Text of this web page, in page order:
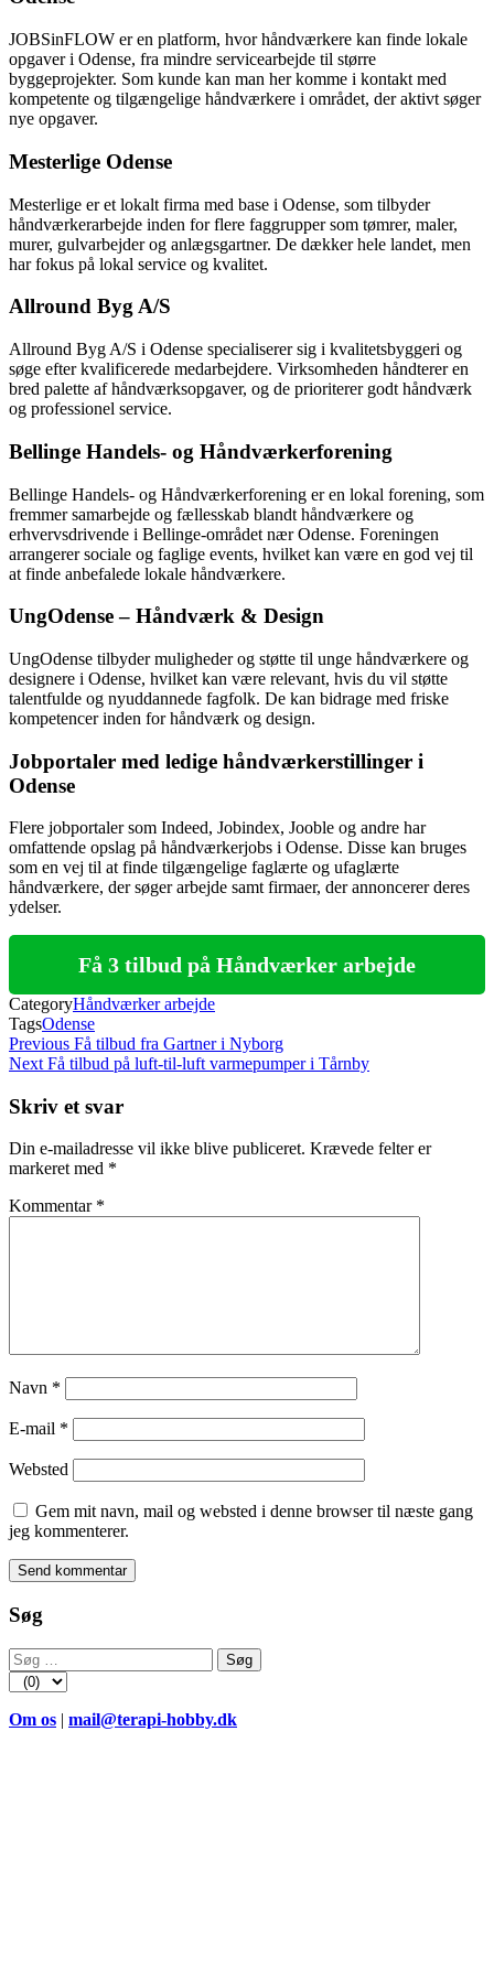
JOBSinFLOW er en platform, hvor håndværkere kan finde lokale
opgaver i Odense, fra mindre servicearbejde til større
byggeprojekter. Som kunde kan man her komme i kontakt med
kompetente og tilgængelige håndværkere i området, der aktivt søger
nye opgaver.
Mesterlige Odense
Mesterlige er et lokalt firma med base i Odense, som tilbyder
håndværkerarbejde inden for flere faggrupper som tømrer, maler,
murer, gulvarbejder og anlægsgartner. De dækker hele landet, men
har fokus på lokal service og kvalitet.
Allround Byg A/S
Allround Byg A/S i Odense specialiserer sig i kvalitetsbyggeri og
søge efter kvalificerede medarbejdere. Virksomheden håndterer en
bred palette af håndværksopgaver, og de prioriterer godt håndværk
og professionel service.
Bellinge Handels- og Håndværkerforening
Bellinge Handels- og Håndværkerforening er en lokal forening, som
fremmer samarbejde og fællesskab blandt håndværkere og
erhvervsdrivende i Bellinge-området nær Odense. Foreningen
arrangerer sociale og faglige events, hvilket kan være en god vej til
at finde anbefalede lokale håndværkere.
UngOdense – Håndværk & Design
UngOdense tilbyder muligheder og støtte til unge håndværkere og
designere i Odense, hvilket kan være relevant, hvis du vil støtte
talentfulde og nyuddannede fagfolk. De kan bidrage med friske
kompetencer inden for håndværk og design.
Jobportaler med ledige håndværkerstillinger i
Odense
Flere jobportaler som Indeed, Jobindex, Jooble og andre har
omfattende opslag på håndværkerjobs i Odense. Disse kan bruges
som en vej til at finde tilgængelige faglærte og ufaglærte
håndværkere, der søger arbejde samt firmaer, der annoncerer deres
ydelser.
Få 3 tilbud på Håndværker arbejde
CategoryHåndværker arbejde
TagsOdense
Indlægsnavigation
Previous
Post
Previous Få tilbud fra Gartner i Nyborg
Next
Next Få tilbud på luft-til-luft varmepumper i Tårnby
Skriv et svar
Din e-mailadresse vil ikke blive publiceret. Krævede felter er
markeret med *
Kommentar *
Navn *
E-mail *
Websted
Gem mit navn, mail og websted i denne browser til næste gang
jeg kommenterer.
Søg
Søg
efter:
Om os | mail@terapi-hobby.dk